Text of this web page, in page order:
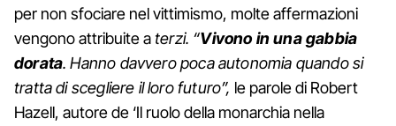
per non sfociare nel vittimismo, molte affermazioni
vengono attribuite aterzi. “Vivono in una gabbia
dorata. Hanno davvero poca autonomia quando si
tratta di scegliere il loro futuro”, le parole di Robert
Hazell, autore de ‘Il ruolo della monarchia nella